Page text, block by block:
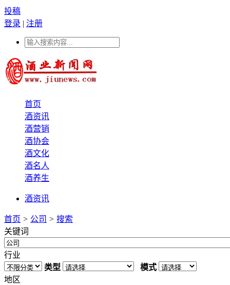
投稿
登录 | 注册
首页
酒资讯
酒营销
酒协会
酒文化
酒名人
酒养生
酒资讯
首页 > 公司 > 搜索
关键词
行业
类型
模式
地区